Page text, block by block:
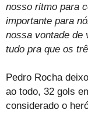
nosso ritmo para
importante para
nossa vontade de
tudo pra que os
Pedro Rocha
ao todo, 32 gols
considerado o